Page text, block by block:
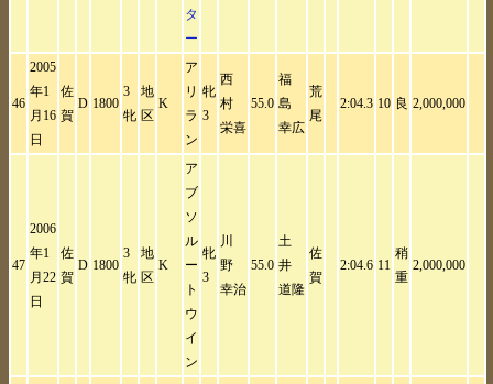
タ
ー
46
2005
年1
月16
日
佐
賀
D 1800
3
牝
地
区
K
ア
リ
ラ
ン
牝
3
西
村
栄喜
55.0
福
島
幸広
荒
尾
2:04.3 10 良 2,000,000
47
2006
年1
月22
日
佐
賀
D 1800
3
牝
地
区
K
ア
ブ
ソ
ル
ー
ト
ウ
イ
ン
牝
3
川
野
幸治
55.0
土
井
道隆
佐
賀
2:04.6 11
稍
重
2,000,000